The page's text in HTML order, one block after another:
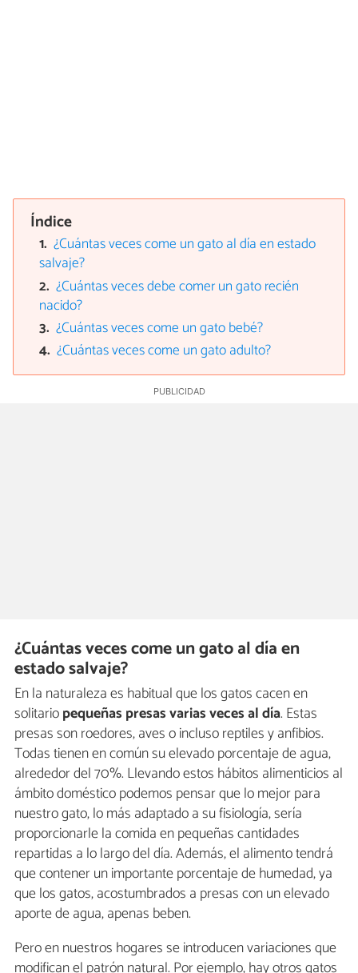
Índice
¿Cuántas veces come un gato al día en estado
salvaje?
¿Cuántas veces debe comer un gato recién
nacido?
¿Cuántas veces come un gato bebé?
¿Cuántas veces come un gato adulto?
¿Cuántas veces come un gato al día en
estado salvaje?
En la naturaleza es habitual que los gatos cacen en
solitariopequeñas presas varias veces al día. Estas
presas son roedores, aves o incluso reptiles y anfibios.
Todas tienen en común su elevado porcentaje de agua,
alrededor del 70%. Llevando estos hábitos alimenticios al
ámbito doméstico podemos pensar que lo mejor para
nuestro gato, lo más adaptado a su fisiología, sería
proporcionarle la comida en pequeñas cantidades
repartidas a lo largo del día. Además, el alimento tendrá
que contener un importante porcentaje de humedad, ya
que los gatos, acostumbrados a presas con un elevado
aporte de agua, apenas beben.
Pero en nuestros hogares se introducen variaciones que
modifican el patrón natural. Por ejemplo, hay otros gatos